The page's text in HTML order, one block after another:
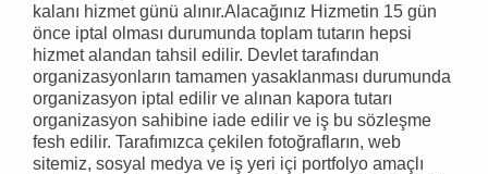
kalanı hizmet günü alınır.Alacağınız Hizmetin 15 gün
önce iptal olması durumunda toplam tutarın hepsi
hizmet alandan tahsil edilir. Devlet tarafından
organizasyonların tamamen yasaklanması durumunda
organizasyon iptal edilir ve alınan kapora tutarı
organizasyon sahibine iade edilir ve iş bu sözleşme
fesh edilir. Tarafımızca çekilen fotoğrafların, web
sitemiz, sosyal medya ve iş yeri içi portfolyo amaçlı